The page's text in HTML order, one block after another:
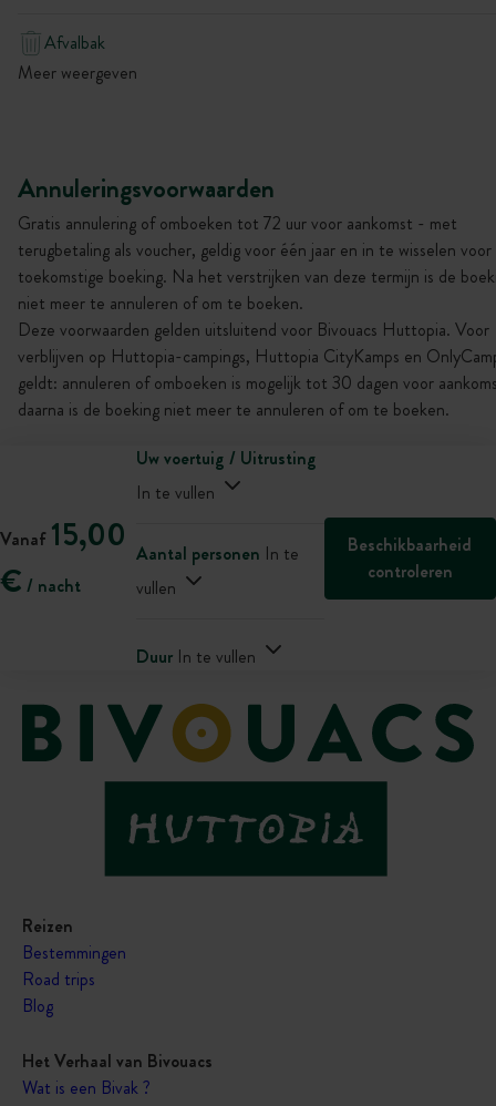
Afvalbak
Meer weergeven
Annuleringsvoorwaarden
Gratis annulering of omboeken tot 72 uur voor aankomst - met
terugbetaling als voucher, geldig voor één jaar en in te wisselen
toekomstige boeking. Na het verstrijken van deze termijn is de
niet meer te annuleren of om te boeken.
Deze voorwaarden gelden uitsluitend voor Bivouacs Huttopia. Voor
verblijven op Huttopia-campings, Huttopia CityKamps en
geldt: annuleren of omboeken is mogelijk tot 30 dagen voor
daarna is de boeking niet meer te annuleren of om te boeken.
Vanaf 15,00
€ / nacht
Uw voertuig / Uitrusting
In te vullen
Aantal personen In te
vullen
Duur In te vullen
Beschikbaarheid
controleren
Reizen
Bestemmingen
Road trips
Blog
Het Verhaal van Bivouacs
Wat is een Bivak ?